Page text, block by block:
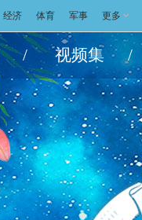
经济 体育 军事 更多
/ 视频集 /